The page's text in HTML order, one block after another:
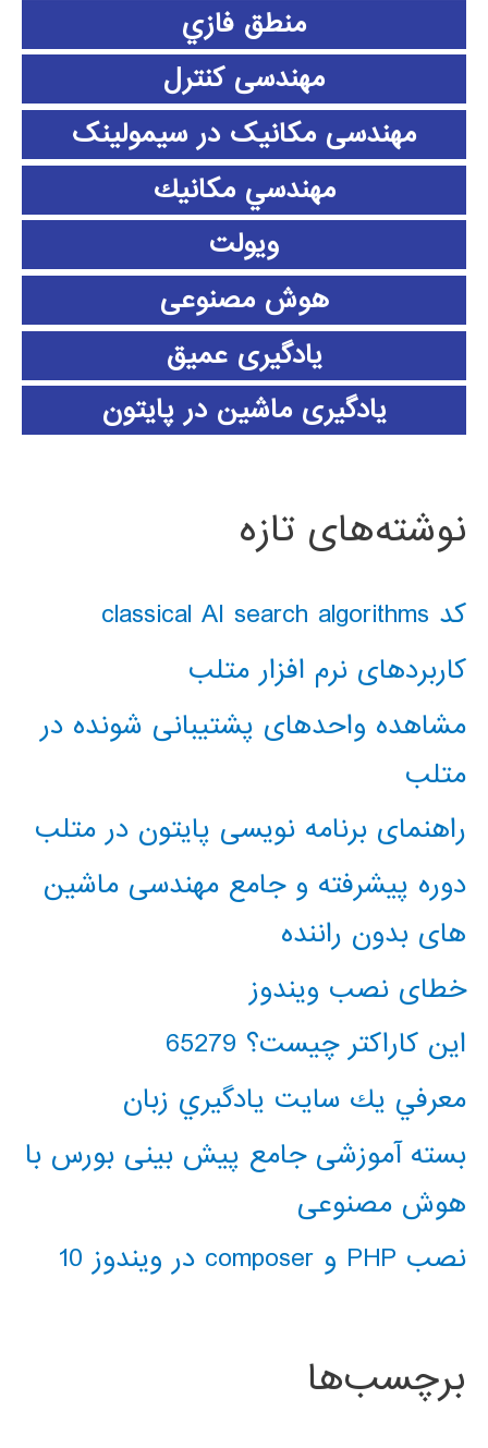
منطق فازي
مهندسی کنترل
مهندسی مکانیک در سیمولینک
مهندسي مكانيك
ویولت
هوش مصنوعی
یادگیری عمیق
یادگیری ماشین در پایتون
نوشته‌های تازه
کد classical AI search algorithms
کاربردهای نرم افزار متلب
مشاهده واحدهای پشتیبانی شونده در
متلب
راهنمای برنامه نویسی پایتون در متلب
دوره پیشرفته و جامع مهندسی ماشین
های بدون راننده
خطای نصب ویندوز
این کاراکتر چیست؟ 65279
معرفي يك سايت يادگيري زبان
بسته آموزشی جامع پیش بینی بورس با
هوش مصنوعی
نصب PHP و composer در ویندوز 10
برچسب‌ها